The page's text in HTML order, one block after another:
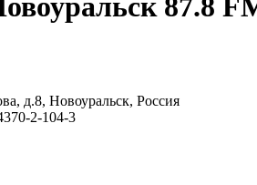
87.8
д.8, Новоуральск, Россия
2-104-3